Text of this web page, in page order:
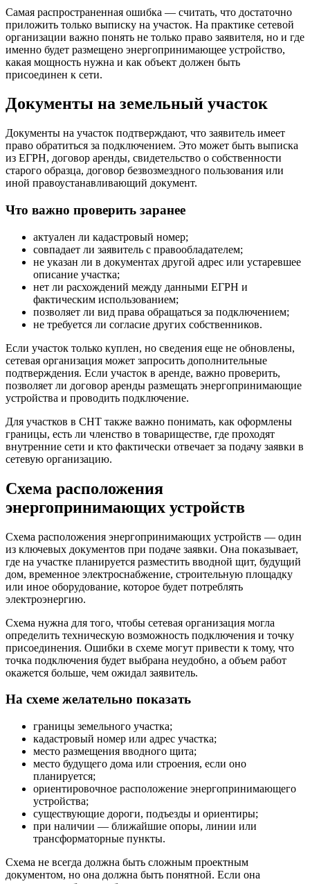
Самая распространенная ошибка — считать, что достаточно
приложить только выписку на участок. На практике сетевой
организации важно понять не только право заявителя, но и где
именно будет размещено энергопринимающее устройство,
какая мощность нужна и как объект должен быть
присоединен к сети.
Документы на земельный участок
Документы на участок подтверждают, что заявитель имеет
право обратиться за подключением. Это может быть выписка
из ЕГРН, договор аренды, свидетельство о собственности
старого образца, договор безвозмездного пользования или
иной правоустанавливающий документ.
Что важно проверить заранее
актуален ли кадастровый номер;
совпадает ли заявитель с правообладателем;
не указан ли в документах другой адрес или устаревшее
описание участка;
нет ли расхождений между данными ЕГРН и
фактическим использованием;
позволяет ли вид права обращаться за подключением;
не требуется ли согласие других собственников.
Если участок только куплен, но сведения еще не обновлены,
сетевая организация может запросить дополнительные
подтверждения. Если участок в аренде, важно проверить,
позволяет ли договор аренды размещать энергопринимающие
устройства и проводить подключение.
Для участков в СНТ также важно понимать, как оформлены
границы, есть ли членство в товариществе, где проходят
внутренние сети и кто фактически отвечает за подачу заявки в
сетевую организацию.
Схема расположения
энергопринимающих устройств
Схема расположения энергопринимающих устройств — один
из ключевых документов при подаче заявки. Она показывает,
где на участке планируется разместить вводной щит, будущий
дом, временное электроснабжение, строительную площадку
или иное оборудование, которое будет потреблять
электроэнергию.
Схема нужна для того, чтобы сетевая организация могла
определить техническую возможность подключения и точку
присоединения. Ошибки в схеме могут привести к тому, что
точка подключения будет выбрана неудобно, а объем работ
окажется больше, чем ожидал заявитель.
На схеме желательно показать
границы земельного участка;
кадастровый номер или адрес участка;
место размещения вводного щита;
место будущего дома или строения, если оно
планируется;
ориентировочное расположение энергопринимающего
устройства;
существующие дороги, подъезды и ориентиры;
при наличии — ближайшие опоры, линии или
трансформаторные пункты.
Схема не всегда должна быть сложным проектным
документом, но она должна быть понятной. Если она